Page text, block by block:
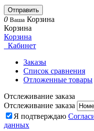
Отправить
0 Ваша Корзина
Корзина
Корзина
Кабинет
Заказы
Список сравнения
Отложенные товары
Отслеживание заказа
Отслеживание заказа
Я подтверждаю
данных